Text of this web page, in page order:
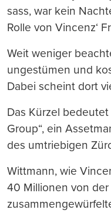
sass, war kein
Rolle von Vincenz‘
Weit weniger
ungestümen und
Dabei scheint dort
Das Kürzel
Group“, ein
des umtriebigen
Wittmann, wie
40 Millionen von der